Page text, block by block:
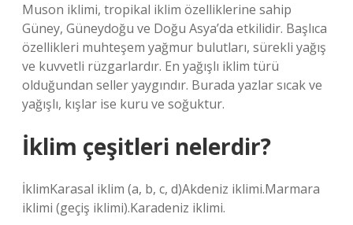
Muson iklimi, tropikal iklim özelliklerine sahip
Güney, Güneydoğu ve Doğu Asya’da etkilidir. Başlıca
özellikleri muhteşem yağmur bulutları, sürekli yağış
ve kuvvetli rüzgarlardır. En yağışlı iklim türü
olduğundan seller yaygındır. Burada yazlar sıcak ve
yağışlı, kışlar ise kuru ve soğuktur.
İklim çeşitleri nelerdir?
İklimKarasal iklim (a, b, c, d)Akdeniz iklimi.Marmara
iklimi (geçiş iklimi).Karadeniz iklimi.